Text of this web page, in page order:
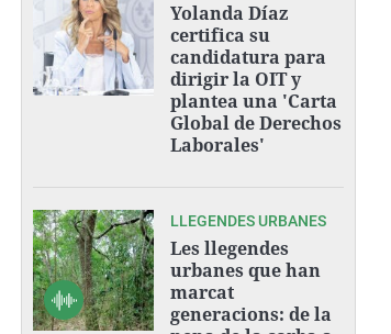
Yolanda Díaz
certifica su
candidatura para
dirigir la OIT y
plantea una 'Carta
Global de Derechos
Laborales'
LLEGENDES URBANES
Les llegendes
urbanes que han
marcat
generacions: de la